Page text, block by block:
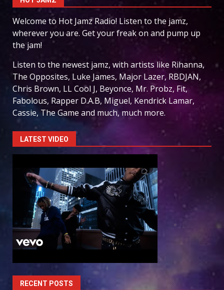
Welcome to Hot Jamz Radio! Listen to the jamz,
wherever you are. Get your freak on and pump up
the jam!
Listen to the newest jamz, with artists like Rihanna,
The Opposites, Luke James, Major Lazer, RBDJAN,
Chris Brown, LL Cool J, Beyonce, Mr. Probz, Fit,
Fabolous, Rapper D.A.B, Miguel, Kendrick Lamar,
Cassie, The Game and much, much more.
LATEST VIDEO
RECENT POSTS